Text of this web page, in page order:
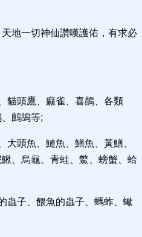
地一切神仙讚嘆護佑，有求必
貓頭鷹、痲雀、喜鵲、各類
鷓鴣等;
大頭魚、鰱魚、鱔魚、黃鱔、
、烏龜、青蛙、鱉、螃蟹、蛤
蟲子、餵魚的蟲子、螞蚱、蠍